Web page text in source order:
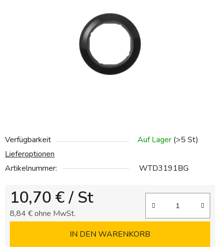
Verfügbarkeit Auf Lager (>5 St)
Lieferoptionen
Artikelnummer:
WTD3191BG
10,70 €/ St
8,84 € ohne MwSt.
IN DEN WARENKORB